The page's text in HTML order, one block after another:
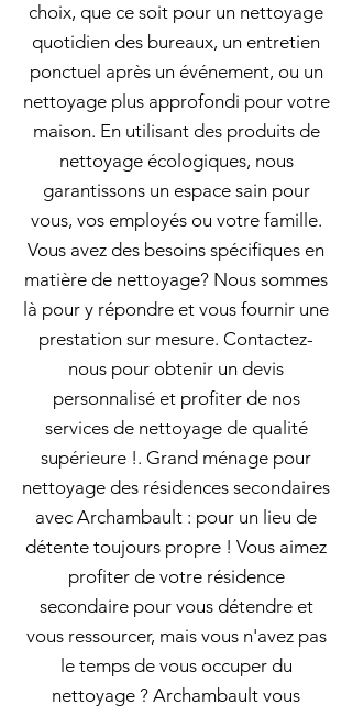
choix, que ce soit pour un nettoyage
quotidien des bureaux, un entretien
ponctuel après un événement, ou un
nettoyage plus approfondi pour votre
maison. En utilisant des produits de
nettoyage écologiques, nous
garantissons un espace sain pour
vous, vos employés ou votre famille.
Vous avez des besoins spécifiques en
matière de nettoyage? Nous sommes
là pour y répondre et vous fournir une
prestation sur mesure. Contactez-
nous pour obtenir un devis
personnalisé et profiter de nos
services de nettoyage de qualité
supérieure !. Grand ménage pour
nettoyage des résidences secondaires
avec Archambault : pour un lieu de
détente toujours propre ! Vous aimez
profiter de votre résidence
secondaire pour vous détendre et
vous ressourcer, mais vous n'avez pas
le temps de vous occuper du
nettoyage ? Archambault vous